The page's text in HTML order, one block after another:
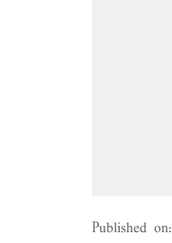
Published on: